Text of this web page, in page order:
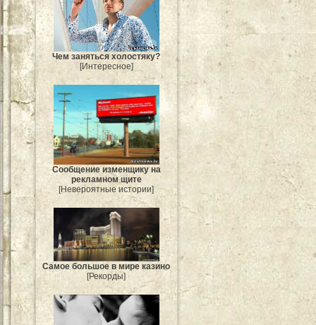
Чем заняться холостяку?
[Интересное]
Сообщение изменщику на
рекламном щите
[Невероятные истории]
Самое большое в мире казино
[Рекорды]